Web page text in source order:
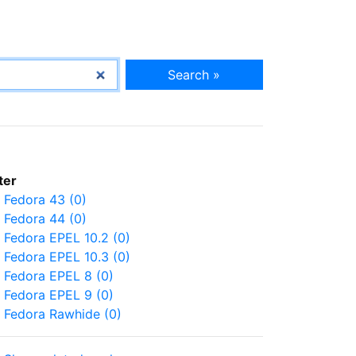
Search »
Fedora 43 (0)
Fedora 44 (0)
Fedora EPEL 10.2 (0)
Fedora EPEL 10.3 (0)
Fedora EPEL 8 (0)
Fedora EPEL 9 (0)
Fedora Rawhide (0)